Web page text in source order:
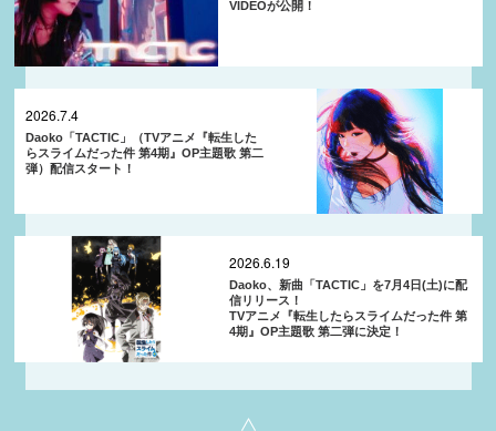
VIDEOが公開！
2026.7.4
Daoko「TACTIC」（TVアニメ『転生した
らスライムだった件 第4期』OP主題歌 第二
弾）配信スタート！
2026.6.19
Daoko、新曲「TACTIC」を7月4日(土)に配
信リリース！
TVアニメ『転生したらスライムだった件 第
4期』OP主題歌 第二弾に決定！